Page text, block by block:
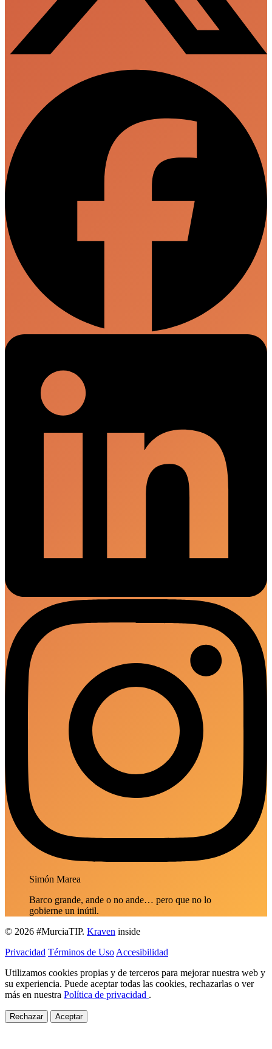
Simón Marea
Barco grande, ande o no ande… pero que no lo
gobierne un inútil.
© 2026 #MurciaTIP. Kraven inside
Privacidad Términos de Uso Accesibilidad
Utilizamos cookies propias y de terceros para mejorar nuestra web y
su experiencia. Puede aceptar todas las cookies, rechazarlas o ver
más en nuestra Política de privacidad .
Rechazar Aceptar